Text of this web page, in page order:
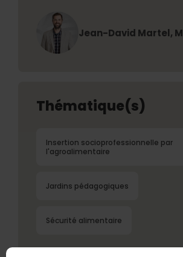
Jean-David Martel,
Thématique(s)
Insertion socioprofessionnelle par
l'agroalimentaire
Jardins pédagogiques
Sécurité alimentaire